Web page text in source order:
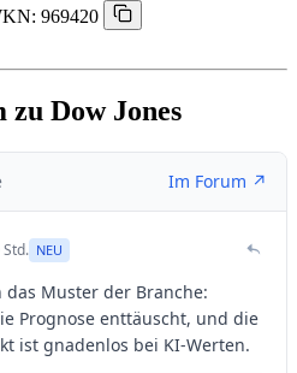
969420
Dow Jones